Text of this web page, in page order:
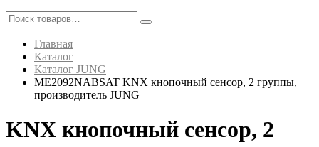
Главная
Каталог
Каталог JUNG
ME2092NABSAT KNX кнопочный сенсор, 2 группы,
производитель JUNG
KNX кнопочный сенсор, 2